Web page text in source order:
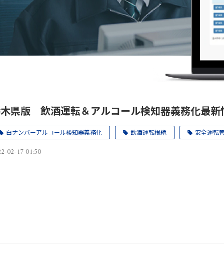
県版 飲酒運転＆アルコール検知器義務化最新
白ナンバーアルコール検知器義務化 飲酒運転根絶 安全運転
02-17 01:50